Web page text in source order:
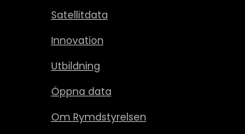
Satellitdata
Innovation
Utbildning
Öppna data
Om Rymdstyrelsen